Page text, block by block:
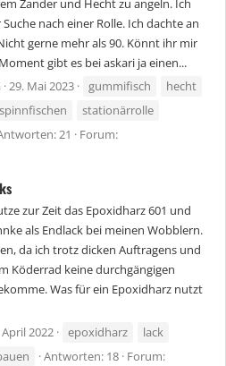
Zander und Hecht zu angeln. Ich
nach einer Rolle. Ich dachte an
gerne mehr als 90. Könnt ihr mir
gibt es bei askari ja einen...
29. Mai 2023 gummifisch
hecht
spinnfischen
stationärrolle
21
Forum:
zur Zeit das Epoxidharz 601 und
als Endlack bei meinen Wobblern.
da ich trotz dicken Auftragens und
Köderrad keine durchgängigen
Was für ein Epoxidharz nutzt
April 2022 epoxidharz
lack
Antworten: 18 Forum: